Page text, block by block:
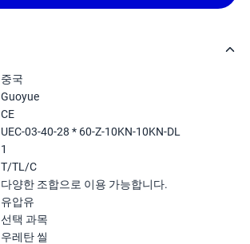
중국
Guoyue
CE
UEC-03-40-28 * 60-Z-10KN-10KN-DL
1
T/TL/C
다양한 조합으로 이용 가능합니다.
유압유
선택 과목
우레탄 씰